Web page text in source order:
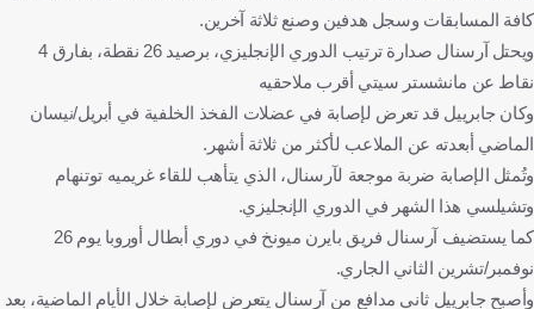
كافة المسابقات وسجل هدفين وصنع ثلاثة آخرين.
ويحتل آرسنال صدارة ترتيب الدوري الإنجليزي، برصيد 26 نقطة، بفارق 4
نقاط عن مانشستر سيتي أقرب ملاحقيه
وكان جابرييل قد تعرض لإصابة في عضلات الفخذ الخلفية في أبريل/نيسان
الماضي أبعدته عن الملاعب لأكثر من ثلاثة أشهر.
وتُمثل الإصابة ضربة موجعة لآرسنال، الذي يتأهب للقاء غريميه توتنهام
وتشيلسي هذا الشهر في الدوري الإنجليزي.
كما يستضيف آرسنال فريق بايرن ميونخ في دوري أبطال أوروبا يوم 26
نوفمبر/تشرين الثاني الجاري.
وأصبح جابرييل ثاني مدافع من آرسنال يتعرض لإصابة خلال الأيام الماضية، بعد